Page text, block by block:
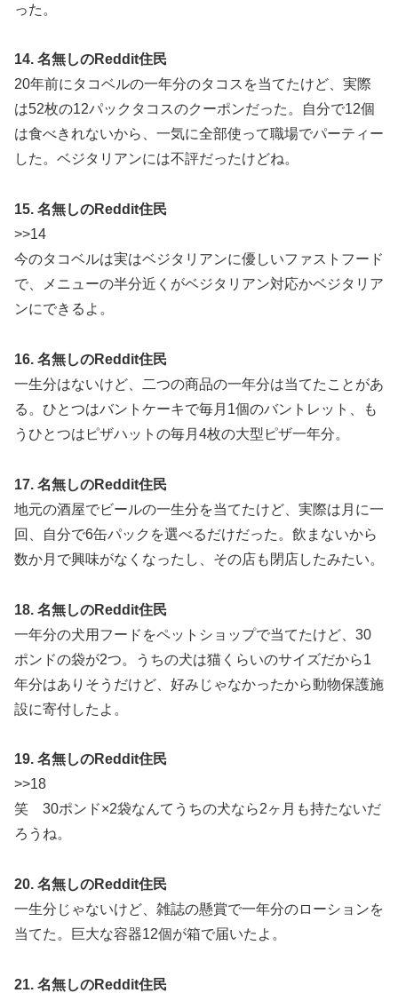
った。
14. 名無しのReddit住民
20年前にタコベルの一年分のタコスを当てたけど、実際
は52枚の12パックタコスのクーポンだった。自分で12個
は食べきれないから、一気に全部使って職場でパーティー
した。ベジタリアンには不評だったけどね。
15. 名無しのReddit住民
>>14
今のタコベルは実はベジタリアンに優しいファストフード
で、メニューの半分近くがベジタリアン対応かベジタリア
ンにできるよ。
16. 名無しのReddit住民
一生分はないけど、二つの商品の一年分は当てたことがあ
る。ひとつはバントケーキで毎月1個のバントレット、も
うひとつはピザハットの毎月4枚の大型ピザ一年分。
17. 名無しのReddit住民
地元の酒屋でビールの一生分を当てたけど、実際は月に一
回、自分で6缶パックを選べるだけだった。飲まないから
数か月で興味がなくなったし、その店も閉店したみたい。
18. 名無しのReddit住民
一年分の犬用フードをペットショップで当てたけど、30
ポンドの袋が2つ。うちの犬は猫くらいのサイズだから1
年分はありそうだけど、好みじゃなかったから動物保護施
設に寄付したよ。
19. 名無しのReddit住民
>>18
笑 30ポンド×2袋なんてうちの犬なら2ヶ月も持たないだ
ろうね。
20. 名無しのReddit住民
一生分じゃないけど、雑誌の懸賞で一年分のローションを
当てた。巨大な容器12個が箱で届いたよ。
21. 名無しのReddit住民